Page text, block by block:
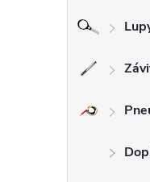
leštící tělíska
TVARY